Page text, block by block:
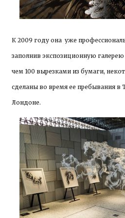
К 2009 году она уже
заполнив экспозиционную
чем 100 вырезками из бумаги,
сделаны во время ее пребывания в
Лондоне.